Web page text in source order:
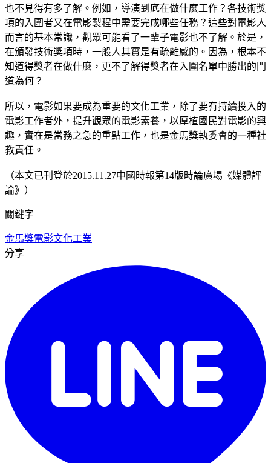
也不見得有多了解。例如，導演到底在做什麼工作？各技術獎
項的入圍者又在電影製程中需要完成哪些任務？這些對電影人
而言的基本常識，觀眾可能看了一輩子電影也不了解。於是，
在頒發技術獎項時，一般人其實是有疏離感的。因為，根本不
知道得獎者在做什麼，更不了解得獎者在入圍名單中勝出的門
道為何？
所以，電影如果要成為重要的文化工業，除了要有持續投入的
電影工作者外，提升觀眾的電影素養，以厚植國民對電影的興
趣，實在是當務之急的重點工作，也是金馬獎執委會的一種社
教責任。
（本文已刊登於2015.11.27中國時報第14版時論廣場《媒體評
論》）
關鍵字
金馬獎電影文化工業
分享